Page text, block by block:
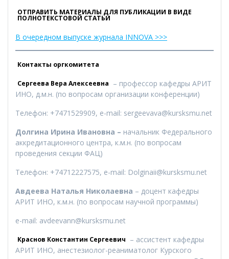
ОТПРАВИТЬ МАТЕРИАЛЫ ДЛЯ ПУБЛИКАЦИИ В ВИДЕ
ПОЛНОТЕКСТОВОЙ СТАТЬИ
В очередном выпуске журнала INNOVA >>>
Контакты оргкомитета
Сергеева Вера Алексеевна – профессор кафедры АРИТ
ИНО, д.м.н. (по вопросам организации конференции)
Телефон: +7471529909, e-mail: sergeevava@kursksmu.net
Долгина Ирина Ивановна – начальник Федерального
аккредитационного центра, к.м.н. (по вопросам
проведения секции ФАЦ)
Телефон: +74712227575, e-mail: Dolginaii@kursksmu.net
Авдеева Наталья Николаевна – доцент кафедры
АРИТ ИНО, к.м.н. (по вопросам научной программы)
e-mail: avdeevann@kursksmu.net
Краснов Константин Сергеевич – ассистент кафедры
АРИТ ИНО, анестезиолог-реаниматолог Курского